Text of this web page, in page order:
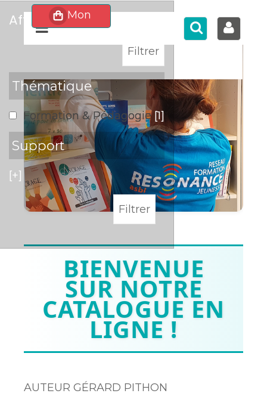
BIENVENUE
SUR NOTRE
CATALOGUE EN
LIGNE !
AUTEUR GÉRARD PITHON
affiner
Thématique
Formation & Pédagogie [1]
Support
[+]